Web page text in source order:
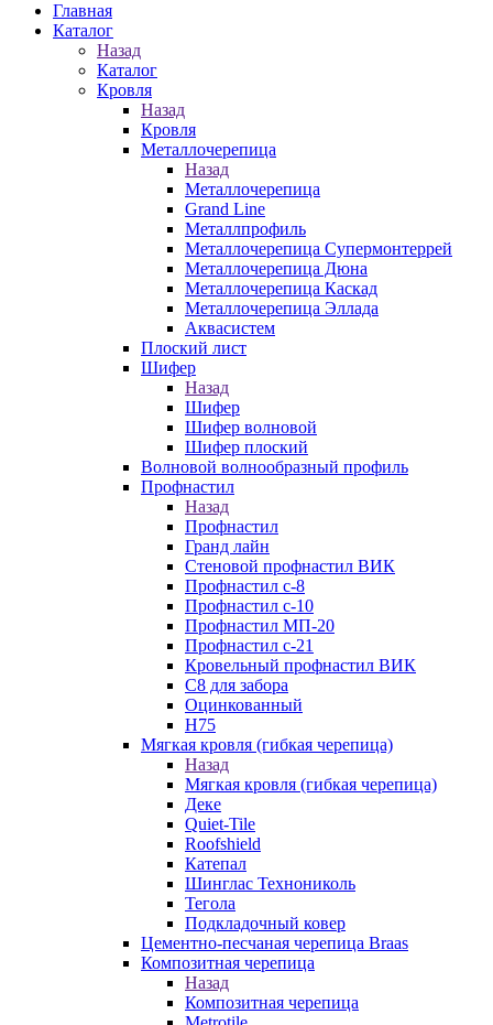
Главная
Каталог
Назад
Каталог
Кровля
Назад
Кровля
Металлочерепица
Назад
Металлочерепица
Grand Line
Металлпрофиль
Металлочерепица Супермонтеррей
Металлочерепица Дюна
Металлочерепица Каскад
Металлочерепица Эллада
Аквасистем
Плоский лист
Шифер
Назад
Шифер
Шифер волновой
Шифер плоский
Волновой волнообразный профиль
Профнастил
Назад
Профнастил
Гранд лайн
Стеновой профнастил ВИК
Профнастил с-8
Профнастил с-10
Профнастил МП-20
Профнастил с-21
Кровельный профнастил ВИК
С8 для забора
Оцинкованный
Н75
Мягкая кровля (гибкая черепица)
Назад
Мягкая кровля (гибкая черепица)
Деке
Quiet-Tile
Roofshield
Катепал
Шинглас Технониколь
Тегола
Подкладочный ковер
Цементно-песчаная черепица Braas
Композитная черепица
Назад
Композитная черепица